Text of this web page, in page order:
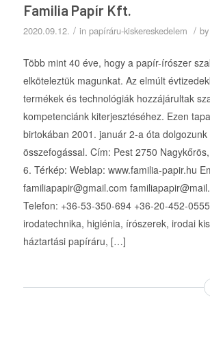
Familia Papír Kft.
2020.09.12. / in papíráru-kiskereskedelem / by
Több mint 40 éve, hogy a papír-írószer
elköteleztük magunkat. Az elmúlt
termékek és technológiák hozzájárultak
kompetenciánk kiterjesztéséhez. Ezen
birtokában 2001. január 2-a óta dolgozunk
összefogással. Cím: Pest 2750
6. Térkép: Weblap: www.familia-papir.hu
familiapapir@gmail.com
Telefon: +36-53-350-694 +36-20-452-
irodatechnika, higiénia, írószerek, irodai
háztartási papíráru, […]